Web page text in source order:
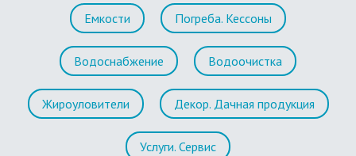
Емкости Погреба. Кессоны
Водоснабжение Водоочистка
Жироуловители Декор. Дачная продукция
Услуги. Сервис